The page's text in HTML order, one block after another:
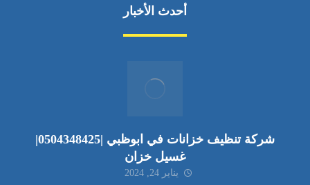
أحدث الأخبار
شركة تنظيف خزانات في ابوظبي |0504348425|
غسيل خزان
يناير 24, 2024